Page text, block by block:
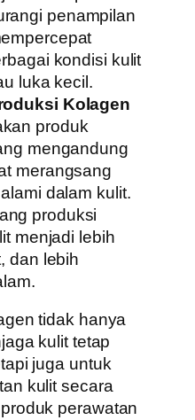
penampilan
kondisi kulit
luka kecil.
Kolagen
produk
mengandung
merangsang
dalam kulit.
produksi
menjadi lebih
dan lebih
tidak hanya
kulit tetap
juga untuk
kulit secara
perawatan